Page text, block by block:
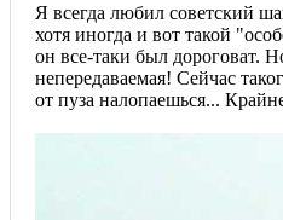
Я всегда любил советский
хотя иногда и вот такой
он все-таки был
непередаваемая! Сейчас
от пуза налопаешься...